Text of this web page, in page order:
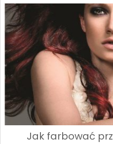
Jak farbować